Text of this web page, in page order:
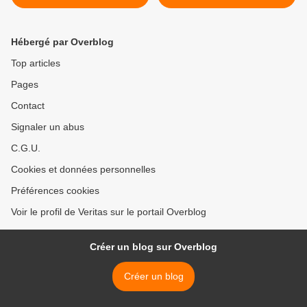
vraie enquête, elle, ne fait
française incriminée >
Hébergé par Overblog
Top articles
Pages
Contact
Signaler un abus
C.G.U.
Cookies et données personnelles
Préférences cookies
Voir le profil de Veritas sur le portail Overblog
Créer un blog sur Overblog
Créer un blog